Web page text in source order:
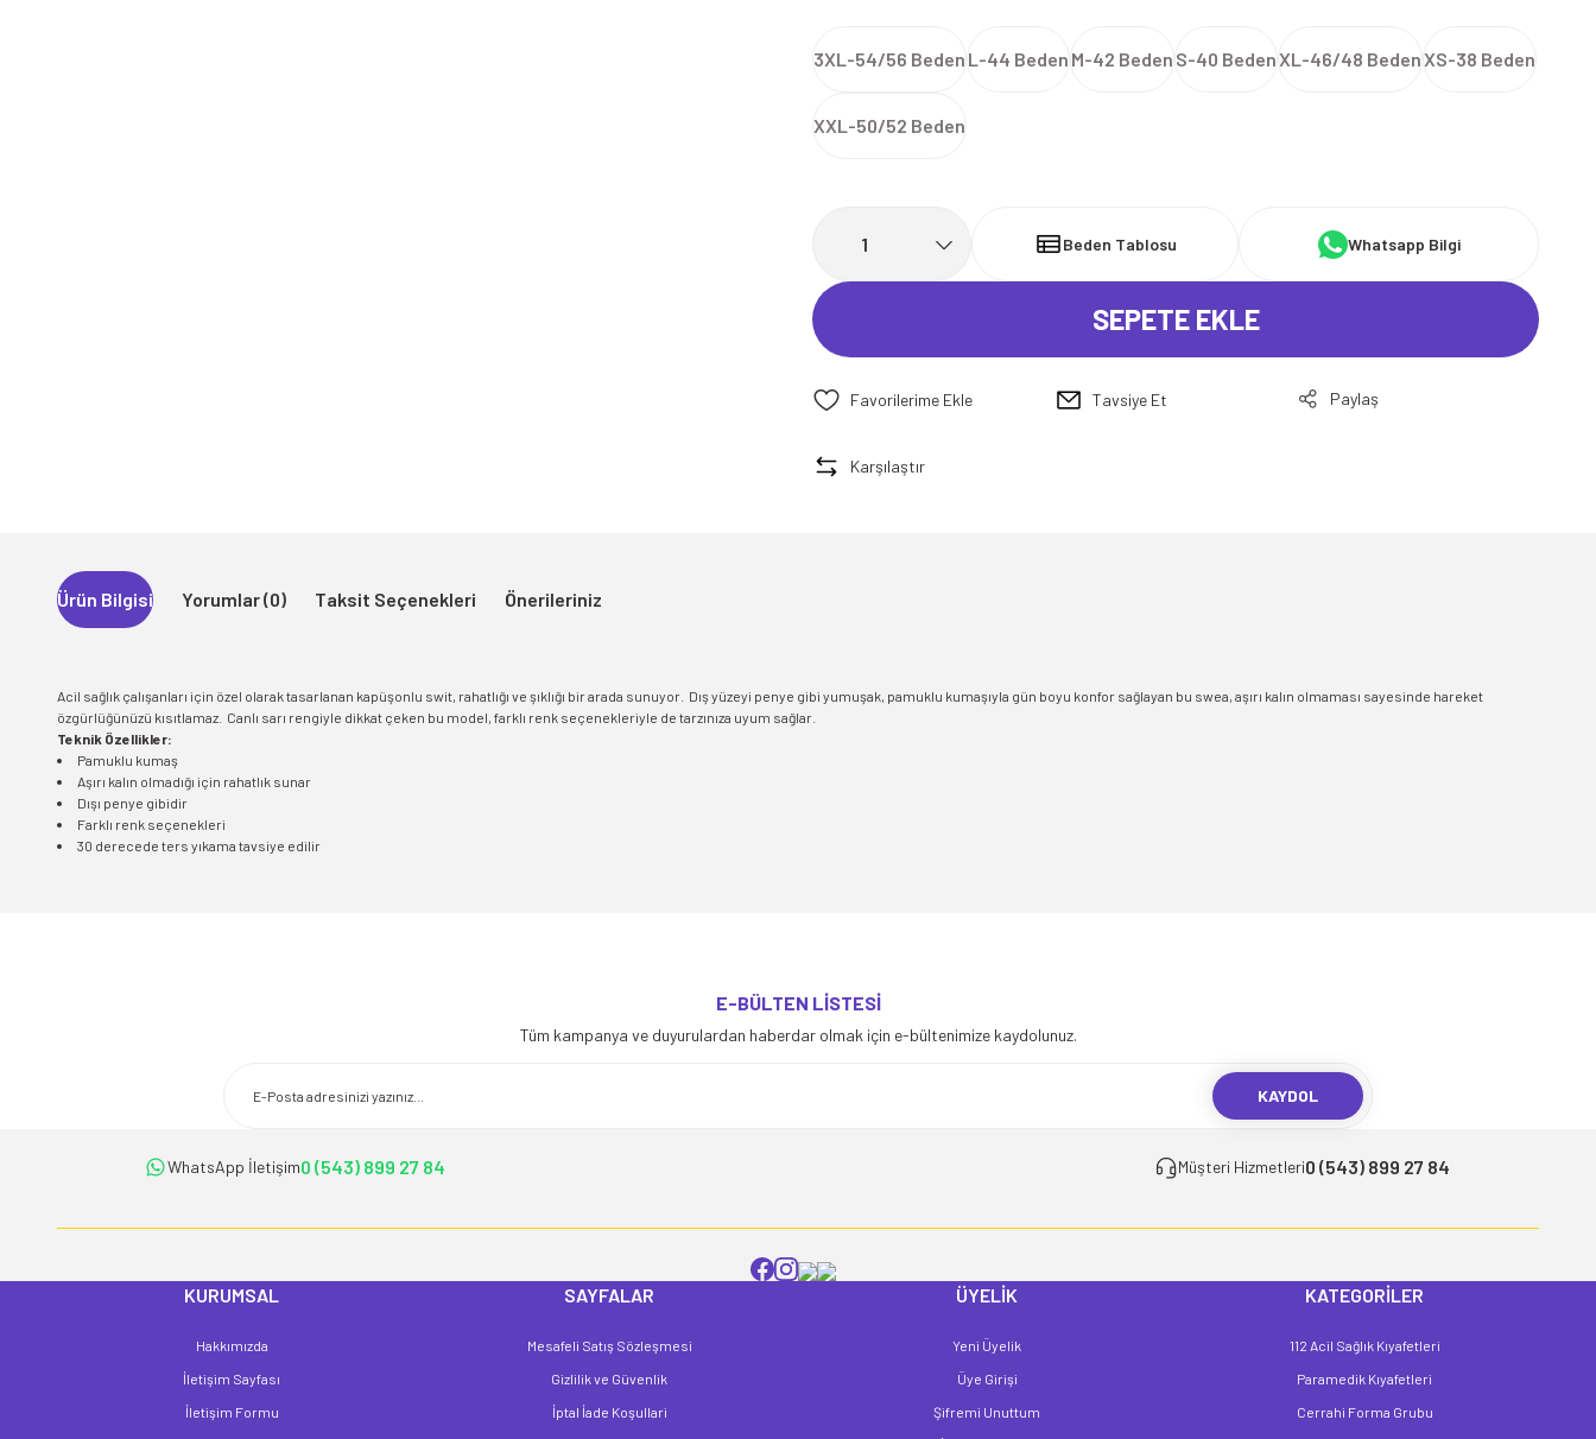
3XL-54/56 Beden L-44 Beden M-42 Beden S-40 BedenXL-46/48 BedenXS-38 Beden
XXL-50/52 Beden
Beden Tablosu Whatsapp Bilgi
SEPETE EKLE
Tavsiye Et Paylaş
Karşılaştır
Ürün Bilgisi Yorumlar (0) Taksit Seçenekleri Önerileriniz
Acil sağlık çalışanları için özel olarak tasarlanan kapüşonlu swit, rahatlığı ve şıklığı bir arada sunuyor. Dış yüzeyi penye gibi yumuşak, pamuklu kumaşıyla gün boyu konfor sağlayan bu swea, aşırı kalın olmaması sayesinde hareket
özgürlüğünüzü kısıtlamaz. Canlı sarı rengiyle dikkat çeken bu model, farklı renk seçenekleriyle de tarzınıza uyum sağlar.
Teknik Özellikler:
Pamuklu kumaş
Aşırı kalın olmadığı için rahatlık sunar
Dışı penye gibidir
Farklı renk seçenekleri
30 derecede ters yıkama tavsiye edilir
Ürün açıklamasında eksik bilgiler bulunuyor.
Ürün fiyatı diğer sitelerden daha pahalı.
E-BÜLTEN LİSTESİ
Tüm kampanya ve duyurulardan haberdar olmak için e-bültenimize kaydolunuz.
KAYDOL
WhatsApp İletişim0 (543) 899 27 84 Müşteri Hizmetleri0 (543) 899 27 84
KURUMSAL
Hakkımızda
İletişim Sayfası
İletişim Formu
SAYFALAR
Mesafeli Satış Sözleşmesi
Gizlilik ve Güvenlik
İptal İade Koşullari
ÜYELİK
Yeni Üyelik
Üye Girişi
Şifremi Unuttum
KATEGORİLER
112 Acil Sağlık Kıyafetleri
Paramedik Kıyafetleri
Cerrahi Forma Grubu